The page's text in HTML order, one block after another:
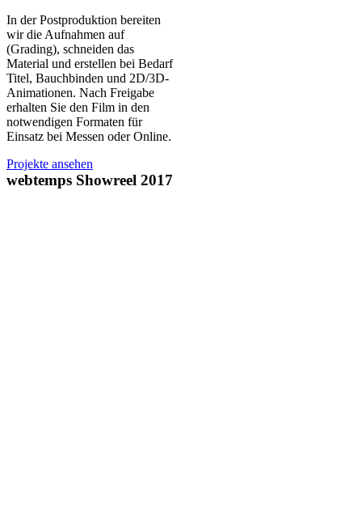
In der Postproduktion bereiten
wir die Aufnahmen auf
(Grading), schneiden das
Material und erstellen bei Bedarf
Titel, Bauchbinden und 2D/3D-
Animationen. Nach Freigabe
erhalten Sie den Film in den
notwendigen Formaten für
Einsatz bei Messen oder Online.
Projekte ansehen
webtemps Showreel 2017